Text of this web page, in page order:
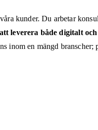
kunder. Du arbetar
leverera både digitalt
inom en mängd